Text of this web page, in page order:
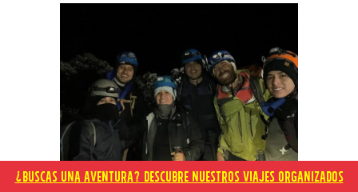
¿BUSCAS UNA AVENTURA? DESCUBRE NUESTROS VIAJES ORGANIZADOS